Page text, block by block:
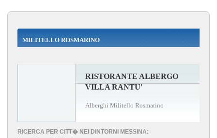
MILITELLO ROSMARINO
RISTORANTE ALBERGO
VILLA RANTU'
Alberghi Militello Rosmarino
RICERCA PER CITT� NEI DINTORNI MESSINA: